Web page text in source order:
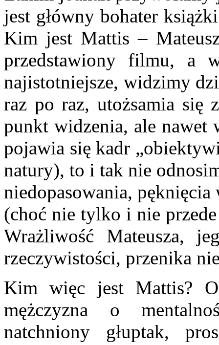
jest główny bohater
Kim jest Mattis –
przedstawiony filmu, a
najistotniejsze, widzimy
raz po raz, utożsamia się
punkt widzenia, ale nawet
pojawia się kadr
natury), to i tak nie
niedopasowania,
(choć nie tylko i nie
Wrażliwość Mateusza,
rzeczywistości, przenika
Kim więc jest Mattis?
mężczyzna o
natchniony głuptak,